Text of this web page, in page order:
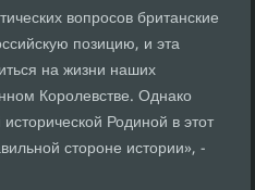
вопросов британские
позицию, и эта
на жизни наших
Королевстве. Однако
Родиной в этот
стороне истории», -